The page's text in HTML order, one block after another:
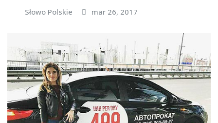
Słowo Polskie mar 26, 2017